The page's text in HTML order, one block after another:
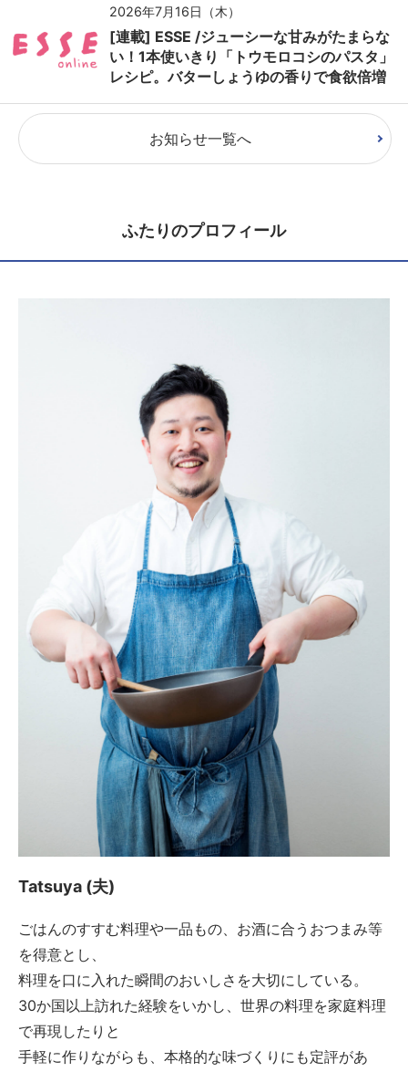
2026年7月16日（木）
[連載] ESSE /ジューシーな甘みがたまらな
い！1本使いきり「トウモロコシのパスタ」
レシピ。バターしょうゆの香りで食欲倍増
お知らせ一覧へ
ふたりのプロフィール
Tatsuya (夫)
ごはんのすすむ料理や一品もの、お酒に合うおつまみ等
を得意とし、
料理を口に入れた瞬間のおいしさを大切にしている。
30か国以上訪れた経験をいかし、世界の料理を家庭料理
で再現したりと
手軽に作りながらも、本格的な味づくりにも定評があ